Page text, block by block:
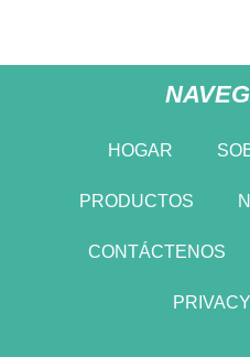
HOGAR
PRODUCTOS
CONTÁCTENOS